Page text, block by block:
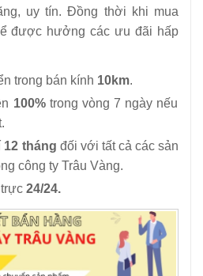
uy tín. Đồng thời khi mua
được hưởng các ưu đãi hấp
trong bán kính 10km.
100%trong vòng 7 ngày nếu
12 tháng đối với tất cả các sản
công ty Trâu Vàng.
24/24.